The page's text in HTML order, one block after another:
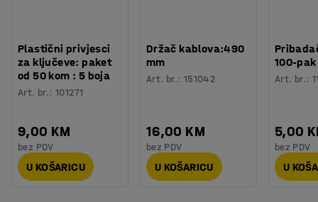
Plastični privjesci
za ključeve: paket
od 50 kom : 5 boja
Art. br.:101271
9,00 KM
bez PDV
U KOŠARICU
Držač kablova:490
mm
Art. br.: 151042
16,00 KM
bez PDV
U KOŠARICU
100-pak
Art. br.:
5,00
bez PDV
U